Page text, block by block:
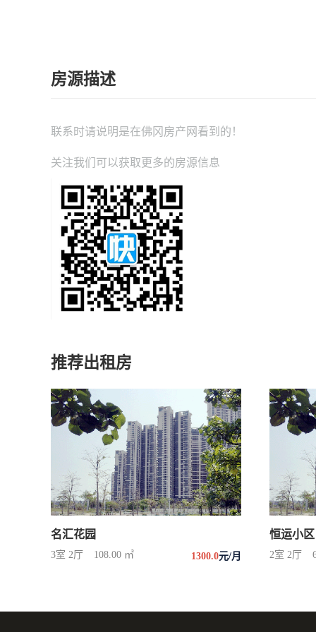
房源描述
联系时请说明是在佛冈房产网 看到的！
关注我们可以获取更多的房源信息
推荐出租房
名汇花园
3室 2厅 108.00 ㎡ 1300.0元/月
恒运小区
2室 2厅